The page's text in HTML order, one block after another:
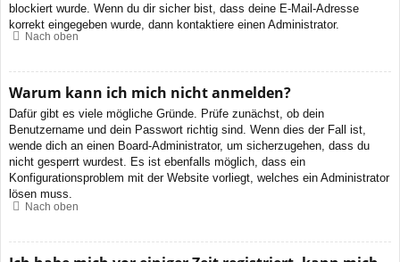
blockiert wurde. Wenn du dir sicher bist, dass deine E-Mail-Adresse
korrekt eingegeben wurde, dann kontaktiere einen Administrator.
Nach oben
Warum kann ich mich nicht anmelden?
Dafür gibt es viele mögliche Gründe. Prüfe zunächst, ob dein
Benutzername und dein Passwort richtig sind. Wenn dies der Fall ist,
wende dich an einen Board-Administrator, um sicherzugehen, dass du
nicht gesperrt wurdest. Es ist ebenfalls möglich, dass ein
Konfigurationsproblem mit der Website vorliegt, welches ein Administrator
lösen muss.
Nach oben